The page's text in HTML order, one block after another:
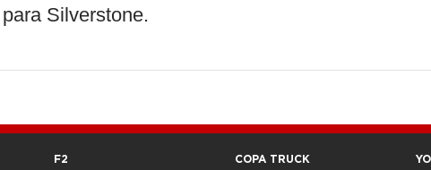
Silverstone.
F2 COPA TRUCK